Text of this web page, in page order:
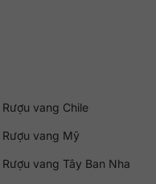
Rượu vang Chile
Rượu vang Mỹ
Rượu vang Tây Ban Nha